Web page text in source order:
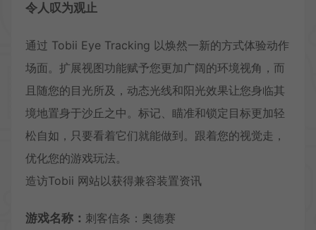
令人叹为观止
通过 Tobii Eye Tracking 以焕然一新的方式体验动作
场面。扩展视图功能赋予您更加广阔的环境视角，而
且随您的目光所及，动态光线和阳光效果让您身临其
境地置身于沙丘之中。标记、瞄准和锁定目标更加轻
松自如，只要看着它们就能做到。跟着您的视觉走，
优化您的游戏玩法。
造访Tobii 网站以获得兼容装置资讯
游戏名称： 刺客信条：奥德赛